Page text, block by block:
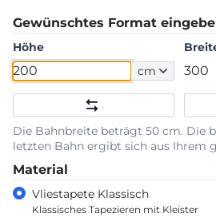
Gewünschtes Format
Höhe
cm
Die Bahnbreite beträgt 50 cm. Die
letzten Bahn ergibt sich aus Ihrem
Material
Vliestapete Klassisch
Klassisches Tapezieren mit Kleister